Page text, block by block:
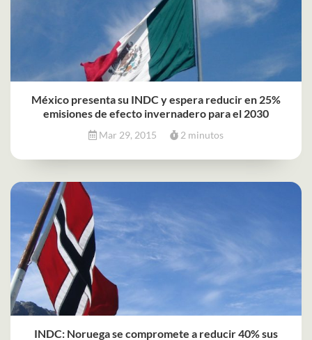
México presenta su INDC y espera reducir en 25%
emisiones de efecto invernadero para el 2030
Mar 29, 2015 2 minutos
INDC: Noruega se compromete a reducir 40% sus